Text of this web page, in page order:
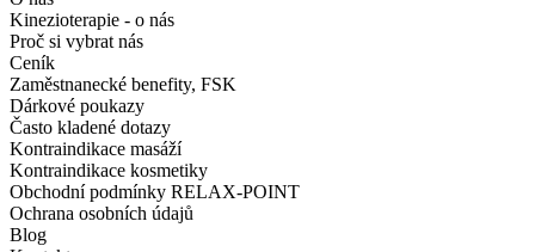
Kinezioterapie - o nás
Proč si vybrat nás
Ceník
Zaměstnanecké benefity, FSK
Dárkové poukazy
Často kladené dotazy
Kontraindikace masáží
Kontraindikace kosmetiky
Obchodní podmínky RELAX-POINT
Ochrana osobních údajů
Blog